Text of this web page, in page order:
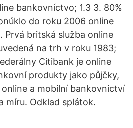
bankovníctvo; 1.3 3. 80%
do roku 2006 online
Prvá britská služba online
na trh v roku 1983;
Citibank je online
produkty jako půjčky,
a mobilní bankovnictví
míru. Odklad splátok.